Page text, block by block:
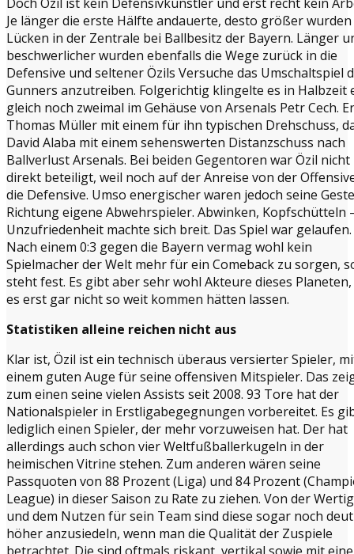
Je länger die erste Hälfte andauerte, desto größer wurden
Lücken in der Zentrale bei Ballbesitz der Bayern. Länger
beschwerlicher wurden ebenfalls die Wege zurück in die
Defensive und seltener Özils Versuche das Umschaltspiel
Gunners anzutreiben. Folgerichtig klingelte es in Halbzeit
gleich noch zweimal im Gehäuse von Arsenals Petr Cech.
Thomas Müller mit einem für ihn typischen Drehschuss,
David Alaba mit einem sehenswerten Distanzschuss nach
Ballverlust Arsenals. Bei beiden Gegentoren war Özil nicht
direkt beteiligt, weil noch auf der Anreise von der
die Defensive. Umso energischer waren jedoch seine
Richtung eigene Abwehrspieler. Abwinken, Kopfschütteln
Unzufriedenheit machte sich breit. Das Spiel war gelaufen.
Nach einem 0:3 gegen die Bayern vermag wohl kein
Spielmacher der Welt mehr für ein Comeback zu sorgen,
steht fest. Es gibt aber sehr wohl Akteure dieses Planeten,
es erst gar nicht so weit kommen hätten lassen.
Statistiken alleine reichen nicht aus
Klar ist, Özil ist ein technisch überaus versierter Spieler,
einem guten Auge für seine offensiven Mitspieler. Das
zum einen seine vielen Assists seit 2008. 93 Tore hat der
Nationalspieler in Erstligabegegnungen vorbereitet. Es
lediglich einen Spieler, der mehr vorzuweisen hat. Der hat
allerdings auch schon vier Weltfußballerkugeln in der
heimischen Vitrine stehen. Zum anderen wären seine
Passquoten von 88 Prozent (Liga) und 84 Prozent
League) in dieser Saison zu Rate zu ziehen. Von der
und dem Nutzen für sein Team sind diese sogar noch
höher anzusiedeln, wenn man die Qualität der Zuspiele